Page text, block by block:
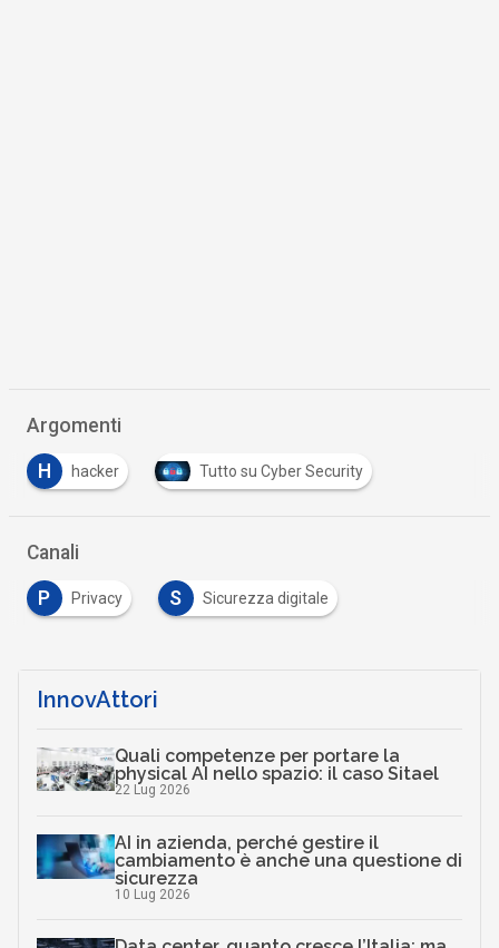
Argomenti
H hacker Tutto su Cyber Security
Canali
P Privacy S Sicurezza digitale
InnovAttori
Quali competenze per portare la
physical AI nello spazio: il caso Sitael
22 Lug 2026
AI in azienda, perché gestire il
cambiamento è anche una questione di
sicurezza
10 Lug 2026